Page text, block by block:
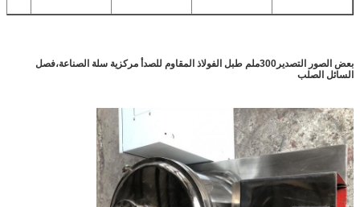
بعض الصور التصدير
300ملم طبل الفولاذ المقاوم للصدأ مركزية سلة الصناعة،فصل
السائل الصلب